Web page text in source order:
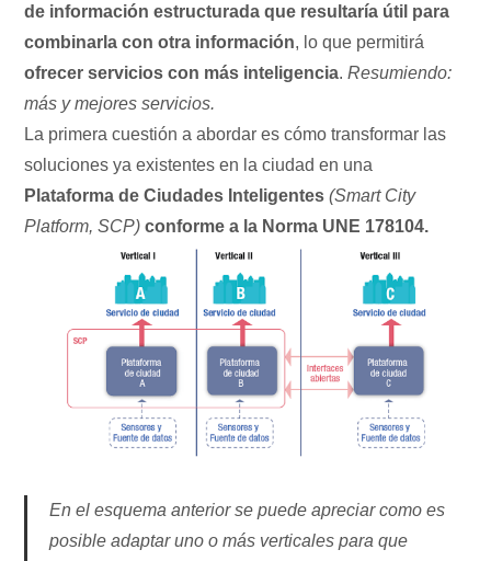
de información estructurada que resultaría útil para
combinarla con otra información, lo que permitirá
ofrecer servicios con más inteligencia.Resumiendo:
más y mejores servicios.
La primera cuestión a abordar es cómo transformar las
soluciones ya existentes en la ciudad en una
Plataforma de Ciudades Inteligentes (Smart City
Platform, SCP) conforme a la Norma UNE 178104.
En el esquema anterior se puede apreciar como es
posible adaptar uno o más verticales para que